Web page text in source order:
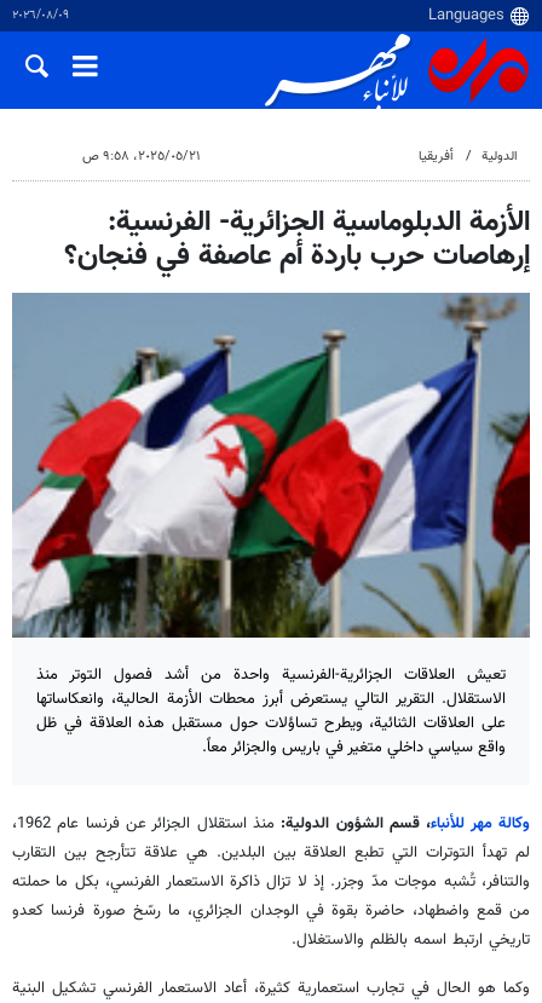
٠٩‏/٠٨‏/٢٠٢٦
الدولية أفريقيا ٢١‏/٠٥‏/٢٠٢٥، ٩:٥٨ ص
الأزمة الدبلوماسية الجزائرية- الفرنسية:
إرهاصات حرب باردة أم عاصفة في فنجان؟
تعيش العلاقات الجزائرية-الفرنسية واحدة من أشد فصول التوتر منذ
الاستقلال. التقرير التالي يستعرض أبرز محطات الأزمة الحالية، وانعكاساتها
على العلاقات الثنائية، ويطرح تساؤلات حول مستقبل هذه العلاقة في ظل
واقع سياسي داخلي متغير في باريس والجزائر معاً.
وكالة مهر للأنباء، قسم الشؤون الدولية:
منذ استقلال الجزائر عن فرنسا عام 1962،
لم تهدأ التوترات التي تطبع العلاقة بين البلدين. هي علاقة تتأرجح بين التقارب
والتنافر، تُشبه موجات مدّ وجزر. إذ لا تزال ذاكرة الاستعمار الفرنسي، بكل ما حملته
من قمع واضطهاد، حاضرة بقوة في الوجدان الجزائري، ما رسّخ صورة فرنسا كعدو
تاريخي ارتبط اسمه بالظلم والاستغلال.
وكما هو الحال في تجارب استعمارية كثيرة، أعاد الاستعمار الفرنسي تشكيل البنية